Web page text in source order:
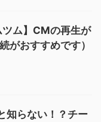
ツム】CMの再生が
がおすすめです）
知らない！？チー